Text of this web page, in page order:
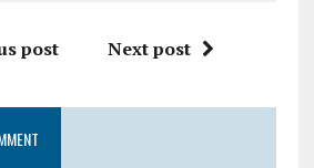
post Next post